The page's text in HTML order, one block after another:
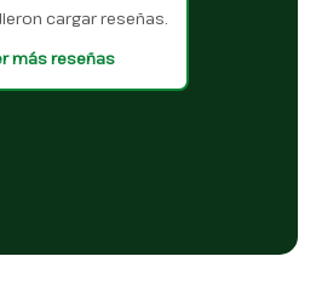
cargar reseñas.
más reseñas